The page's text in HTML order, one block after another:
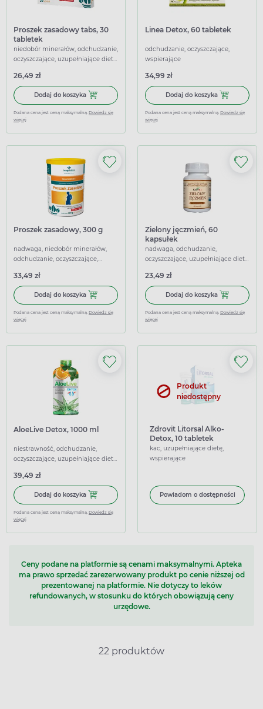
Proszek zasadowy tabs, 30
tabletek
niedobór minerałów, odchudzanie,
oczyszczające, uzupełniające dietę,
26,49 zł
Dodaj do koszyka Dodaj do koszyka Proszek zasadowy tabs, 30 tabletek
Podana cena jest ceną maksymalną. Dowiedz się
więcej
Linea Detox, 60 tabletek
odchudzanie, oczyszczające,
wspierające
34,99 zł
Dodaj do koszyka Dodaj do
Podana cena jest ceną maksymalną. Dowiedz się
więcej
Proszek zasadowy, 300 g
nadwaga, niedobór minerałów,
odchudzanie, oczyszczające,
33,49 zł
Dodaj do koszyka Dodaj do koszyka Proszek zasadowy, 300 g
Podana cena jest ceną maksymalną. Dowiedz się
więcej
Zielony jęczmień, 60
kapsułek
nadwaga, odchudzanie,
oczyszczające, uzupełniające dietę,
23,49 zł
Dodaj do koszyka Dodaj do
Podana cena jest ceną maksymalną. Dowiedz się
więcej
AloeLive Detox, 1000 ml
niestrawność, odchudzanie,
oczyszczające, uzupełniające dietę,
39,49 zł
Dodaj do koszyka Dodaj do koszyka AloeLive Detox, 1000 ml
Podana cena jest ceną maksymalną. Dowiedz się
więcej
Produkt
niedostępny
Zdrovit Litorsal Alko-
Detox, 10 tabletek
musujących
kac, uzupełniające dietę,
wspierające
Powiadom o dostępności
Ceny podane na platformie są cenami maksymalnymi. Apteka
ma prawo sprzedać zarezerwowany produkt po cenie niższej od
prezentowanej na platformie. Nie dotyczy to leków
refundowanych, w stosunku do których obowiązują ceny
urzędowe.
22 produktów